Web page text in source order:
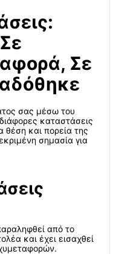
Σε
σας μέσω του
καταστάσεις
θέση και πορεία της
σημασία για
από το
και έχει εισαχθεί